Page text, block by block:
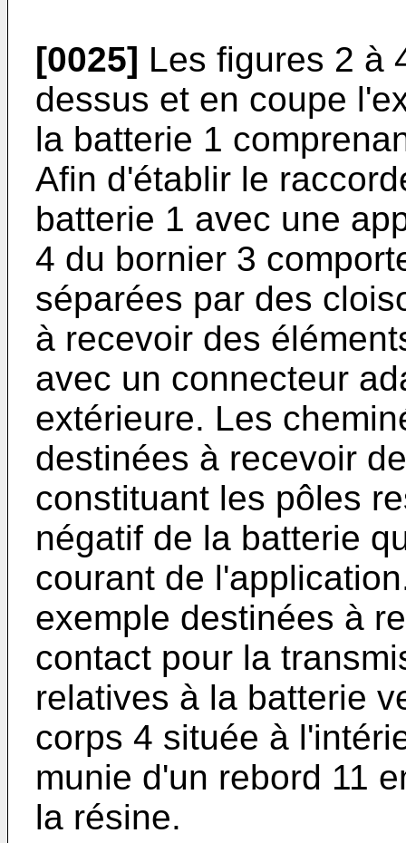
[0025] Les figures 2 à
dessus et en coupe
la batterie 1
Afin d'établir le
batterie 1 avec une
4 du bornier 3
séparées par des
à recevoir des
avec un connecteur
extérieure. Les
destinées à recevoir
constituant les pôles
négatif de la batterie
courant de
exemple destinées à
contact pour la
relatives à la batterie
corps 4 située à
munie d'un rebord 11
la résine.